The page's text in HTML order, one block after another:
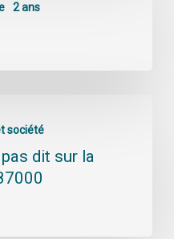
2 ans
société
pas dit sur la